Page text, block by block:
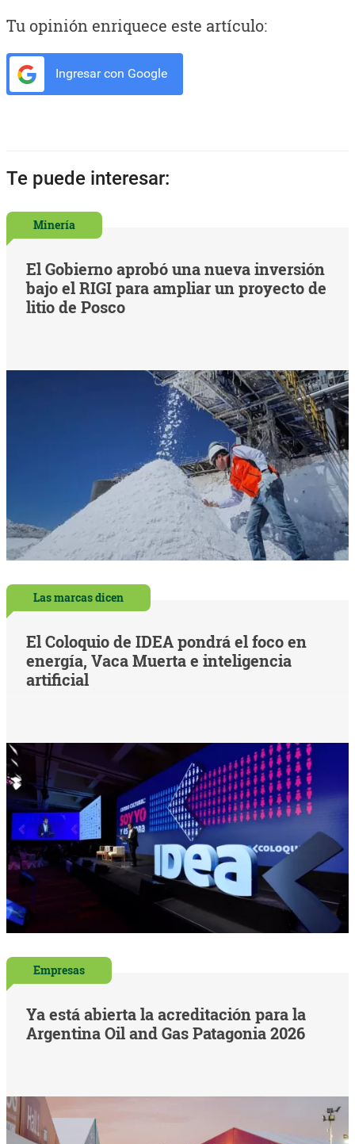
Tu opinión enriquece este artículo:
Ingresar con Google
Te puede interesar:
Minería
El Gobierno aprobó una nueva inversión
bajo el RIGI para ampliar un proyecto de
litio de Posco
Las marcas dicen
El Coloquio de IDEA pondrá el foco en
energía, Vaca Muerta e inteligencia
artificial
Empresas
Ya está abierta la acreditación para la
Argentina Oil and Gas Patagonia 2026